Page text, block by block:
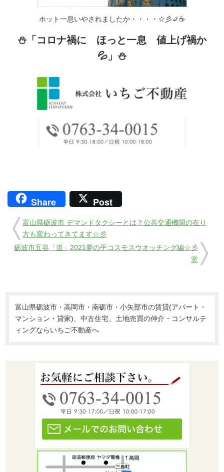
ホット一息いやされましたか・・・・☆彡🚬☕
⛄「コロナ禍に ほっと一息 値上げ禍か
💦」⛄
Share Post
富山県砺波市 デマンドタクシーとは？公共交通機関の在り
方も変わってきてます☆彡
砺波市五谷「道」2021夢の平コスモスウオッチング編☆彡
🌸
富山県砺波市・高岡市・南砺市・小矢部市の賃貸(アパート・
マンション・貸家)、中古住宅、土地売買の仲介・コンサルテ
ィングならいちご不動産へ